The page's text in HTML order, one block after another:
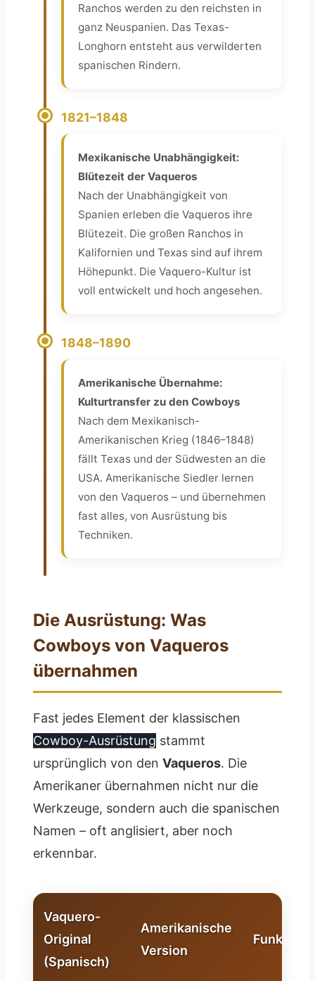
Ranchos werden zu den reichsten in
ganz Neuspanien. Das Texas-
Longhorn entsteht aus verwilderten
spanischen Rindern.
1821–1848
Mexikanische Unabhängigkeit:
Blütezeit der Vaqueros
Nach der Unabhängigkeit von
Spanien erleben die Vaqueros ihre
Blütezeit. Die großen Ranchos in
Kalifornien und Texas sind auf ihrem
Höhepunkt. Die Vaquero-Kultur ist
voll entwickelt und hoch angesehen.
1848–1890
Amerikanische Übernahme:
Kulturtransfer zu den Cowboys
Nach dem Mexikanisch-
Amerikanischen Krieg (1846–1848)
fällt Texas und der Südwesten an die
USA. Amerikanische Siedler lernen
von den Vaqueros – und übernehmen
fast alles, von Ausrüstung bis
Techniken.
Die Ausrüstung: Was
Cowboys von Vaqueros
übernahmen
Fast jedes Element der klassischen
Cowboy-Ausrüstung stammt
ursprünglich von den Vaqueros. Die
Amerikaner übernahmen nicht nur die
Werkzeuge, sondern auch die spanischen
Namen – oft anglisiert, aber noch
erkennbar.
Vaquero-
Original
(Spanisch)
Amerikanische
Version
Funktion